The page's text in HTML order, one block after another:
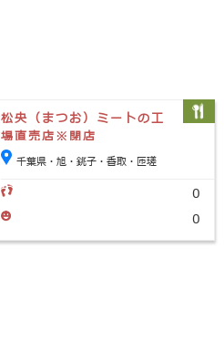
松央（まつお）ミートの工
場直売店※閉店
千葉県・旭・銚子・香取・匝瑳
0
0